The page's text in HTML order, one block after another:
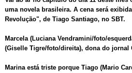
uma novela brasileira. A cena será
Revolução", de Tiago Santiago, no SBT.
Marcela (Luciana Vendramini/foto/
(Giselle Tigre/foto/direita), dona do jornal
Marina está triste porque Tiago (Mario